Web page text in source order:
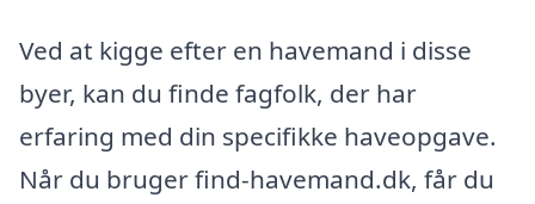
Ved at kigge efter en havemand i disse
byer, kan du finde fagfolk, der har
erfaring med din specifikke haveopgave.
Når du bruger find-havemand.dk, får du